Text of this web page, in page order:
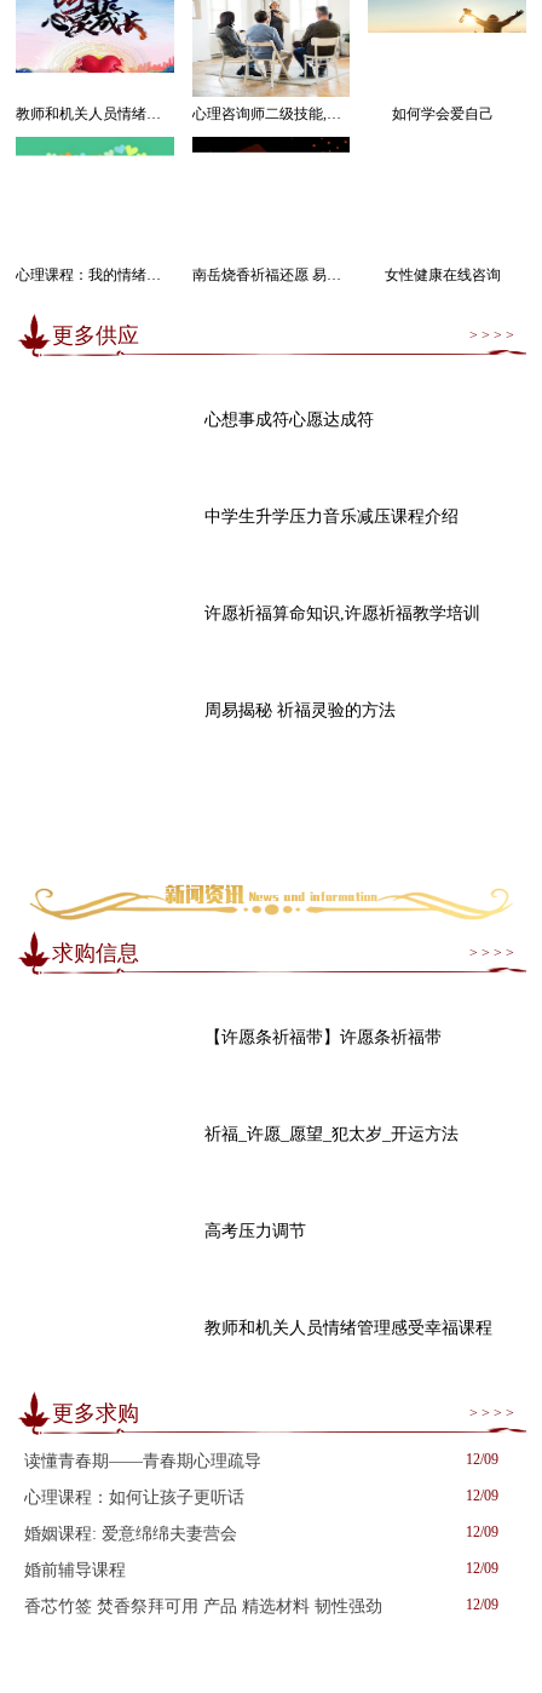
如何学会爱自己
南岳烧香祈福还愿 易经卜卦算命求运 女性健康在线咨询
更多供应 > > > >
心想事成符心愿达成符
中学生升学压力音乐减压课程介绍
许愿祈福算命知识,许愿祈福教学培训
周易揭秘 祈福灵验的方法
求购信息 > > > >
【许愿条祈福带】许愿条祈福带
祈福_许愿_愿望_犯太岁_开运方法
高考压力调节
教师和机关人员情绪管理感受幸福课程
更多求购 > > > >
读懂青春期——青春期心理疏导 12/09
心理课程：如何让孩子更听话 12/09
婚姻课程: 爱意绵绵夫妻营会 12/09
婚前辅导课程 12/09
香芯竹签 焚香祭拜可用 产品 精选材料 韧性强劲 12/09